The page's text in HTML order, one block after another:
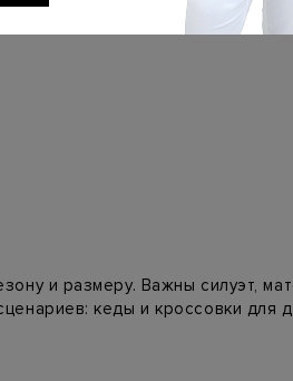
и размеру. Важны силуэт,
кеды и кроссовки для